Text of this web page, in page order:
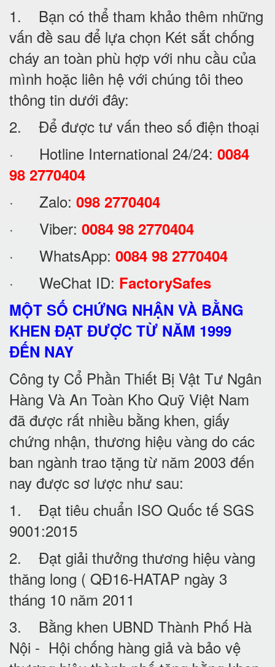
1. Bạn có thể tham khảo thêm những
vấn đề sau để lựa chọn Két sắt chống
cháy an toàn phù hợp với nhu cầu của
mình hoặc liên hệ với chúng tôi theo
thông tin dưới đây:
2. Để được tư vấn theo số điện thoại
· Hotline International 24/24: 0084
98 2770404
· Zalo: 098 2770404
· Viber: 0084 98 2770404
· WhatsApp: 0084 98 2770404
· WeChat ID: FactorySafes
MỘT SỐ CHỨNG NHẬN VÀ BẰNG
KHEN ĐẠT ĐƯỢC TỪ NĂM 1999
ĐẾN NAY
Công ty Cổ Phần Thiết Bị Vật Tư Ngân
Hàng Và An Toàn Kho Quỹ Việt Nam
đã được rất nhiều bằng khen, giấy
chứng nhận, thương hiệu vàng do các
ban ngành trao tặng từ năm 2003 đến
nay được sơ lược như sau:
1. Đạt tiêu chuẩn ISO Quốc tế SGS
9001:2015
2. Đạt giải thưởng thương hiệu vàng
thăng long ( QĐ16-HATAP ngày 3
tháng 10 năm 2011
3. Bằng khen UBND Thành Phố Hà
Nội - Hội chống hàng giả và bảo vệ